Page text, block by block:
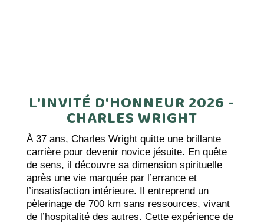
L'INVITÉ D'HONNEUR 2026 -
CHARLES WRIGHT
À 37 ans, Charles Wright quitte une brillante
carrière pour devenir novice jésuite. En quête
de sens, il découvre sa dimension spirituelle
après une vie marquée par l’errance et
l’insatisfaction intérieure. Il entreprend un
pèlerinage de 700 km sans ressources, vivant
de l’hospitalité des autres. Cette expérience de